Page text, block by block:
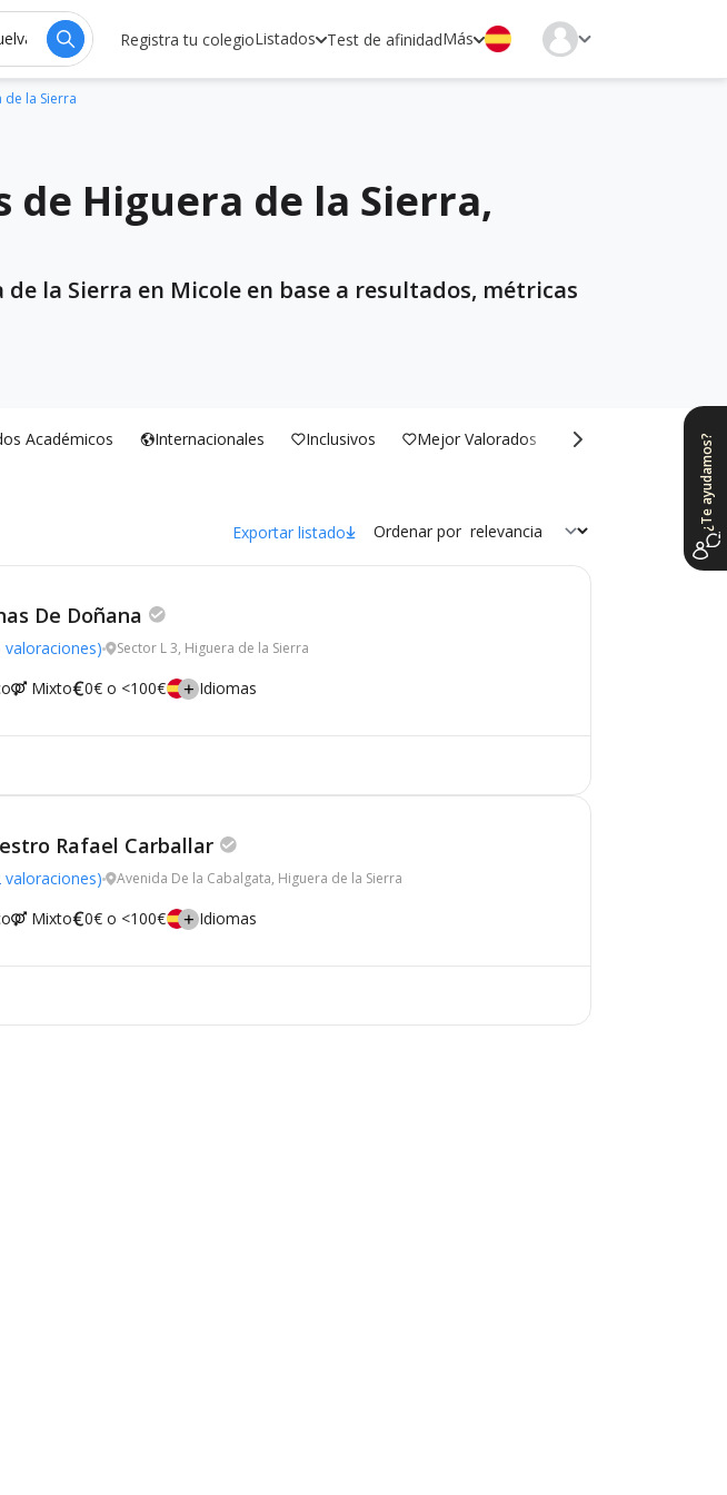
Registra tu colegioListados Test de afinidadMás
la Sierra
de Higuera de la Sierra,
la Sierra en Micole en base a resultados, métricas
Académicos Internacionales Inclusivos Mejor Valorados
Exportar listado Ordenar por
De Doñana
valoraciones) Sector L 3, Higuera de la Sierra
Mixto 0€ o <100€ Idiomas
Rafael Carballar
valoraciones) Avenida De la Cabalgata, Higuera de la Sierra
Mixto 0€ o <100€ Idiomas
¿Te ayudamos?